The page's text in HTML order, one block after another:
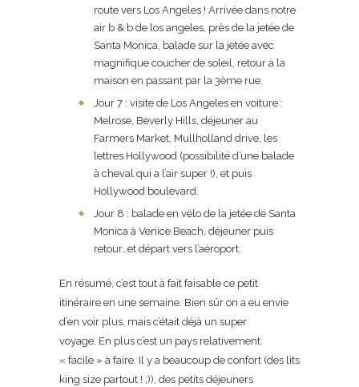
route vers Los Angeles ! Arrivée dans notre
air b & b de los angeles, près de la jetée de
Santa Monica, balade sur la jetée avec
magnifique coucher de soleil, retour à la
maison en passant par la 3ème rue.
Jour 7 : visite de Los Angeles en voiture :
Melrose, Beverly Hills, déjeuner au
Farmers Market, Mullholland drive, les
lettres Hollywood (possibilité d’une balade
à cheval qui a l’air super !), et puis
Hollywood boulevard.
Jour 8 : balade en vélo de la jetée de Santa
Monica à Venice Beach, déjeuner puis
retour…et départ vers l’aéroport.
En résumé, c’est tout à fait faisable ce petit
itinéraire en une semaine. Bien sûr on a eu envie
d’en voir plus, mais c’était déjà un super
voyage. En plus c’est un pays relativement
« facile » à faire. Il y a beaucoup de confort (des lits
king size partout ! ;)), des petits déjeuners